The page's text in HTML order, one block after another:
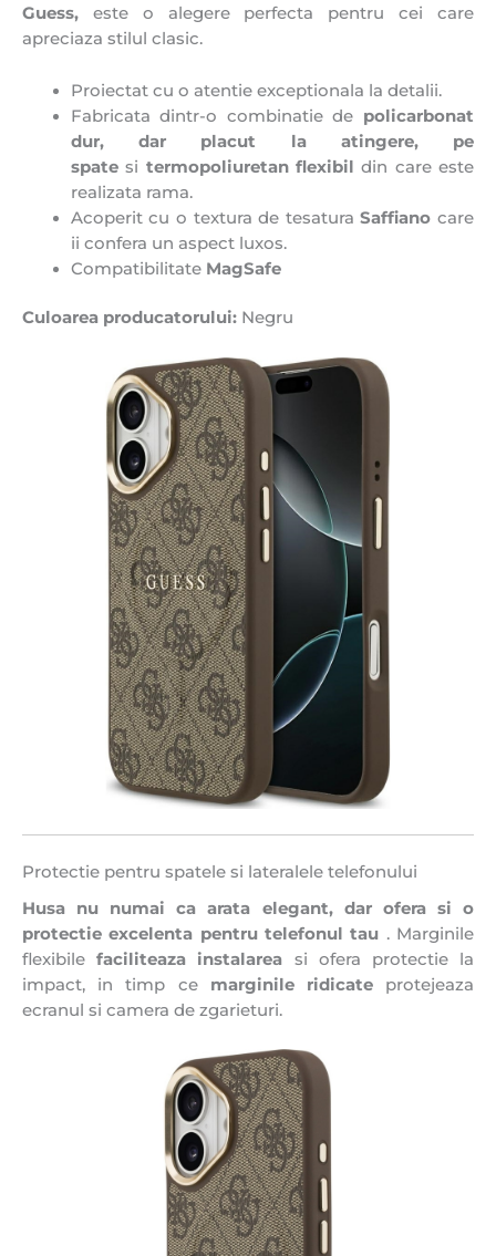
Guess, este o alegere perfecta pentru cei care
apreciaza stilul clasic.
Proiectat cu o atentie exceptionala la detalii.
Fabricata dintr-o combinatie de policarbonat
dur, dar placut la atingere, pe
spatesi termopoliuretan flexibil din care este
realizata rama.
Acoperit cu o textura de tesaturaSaffiano care
ii confera un aspect luxos.
Compatibilitate MagSafe
Culoarea producatorului: Negru
Protectie pentru spatele si lateralele telefonului
Husa nu numai ca arata elegant, dar ofera si o
protectie excelenta pentru telefonul tau . Marginile
flexibilefaciliteaza instalarea si ofera protectie la
impact, in timp ce marginile ridicateprotejeaza
ecranul si camera de zgarieturi.